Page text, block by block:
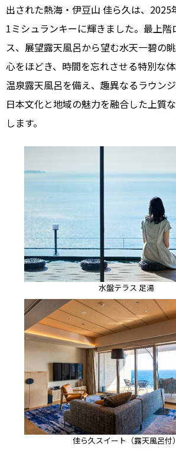
出された熱海・伊豆山 佳ら久は、2025
1ミシュランキーに輝きました。最上階
ス、展望露天風呂から望む水天一碧の
心をほどき、時間を忘れさせる特別な
温泉露天風呂を備え、趣異なるラウンジ
日本文化と地域の魅力を融合した上質
します。
水盤テラス 足湯
佳ら久スイート（露天風呂付）